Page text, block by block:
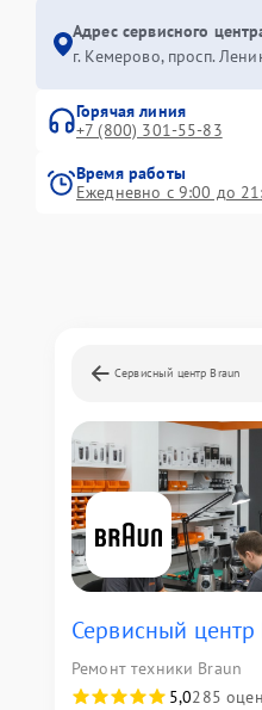
Адрес сервисного
г. Кемерово, просп.
Горячая линия
+7 (800) 301-55-83
Время работы
Ежедневно с 9:00 до
Сервисный центр Braun
Сервисный центр
Ремонт техники Braun
5,0285